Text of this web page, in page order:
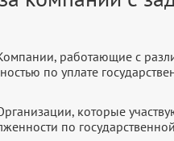
работающие с
по уплате
которые
по